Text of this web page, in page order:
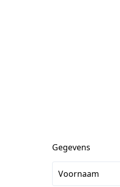
Gegevens
Voornaam